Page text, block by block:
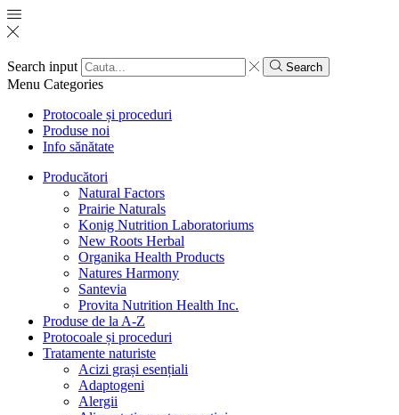
Search input Search
Menu Categories
Protocoale și proceduri
Produse noi
Info sănătate
Producători
Natural Factors
Prairie Naturals
Konig Nutrition Laboratoriums
New Roots Herbal
Organika Health Products
Natures Harmony
Santevia
Provita Nutrition Health Inc.
Produse de la A-Z
Protocoale și proceduri
Tratamente naturiste
Acizi grași esențiali
Adaptogeni
Alergii